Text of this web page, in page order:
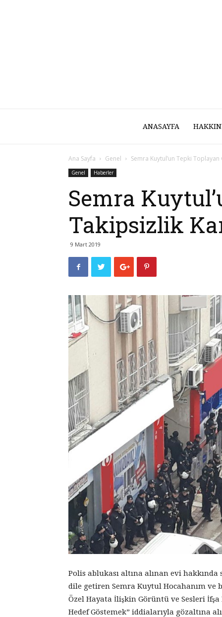
ANASAYFA
Ana Sayfa Genel Semra Kuytul’un Tepki Toplayan
Genel Haberler
Semra
Takipsizlik
9 Mart 2019
Polis ablukası altına alınan evi
dile getiren Semra Kuytul Hocahanım ve
Özel Hayata İlişkin Görüntü ve Sesleri
Hedef Göstemek” iddialarıyla gözaltına